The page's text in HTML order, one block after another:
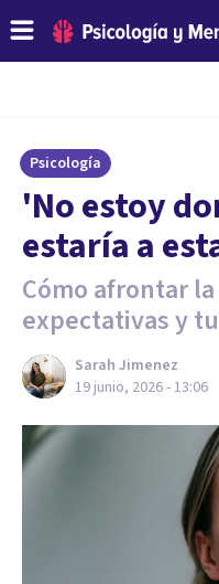
Psicología
'No estoy
estaría a
Cómo afrontar
expectativas y
Sarah Jimenez
19 junio, 2026 - 13:06